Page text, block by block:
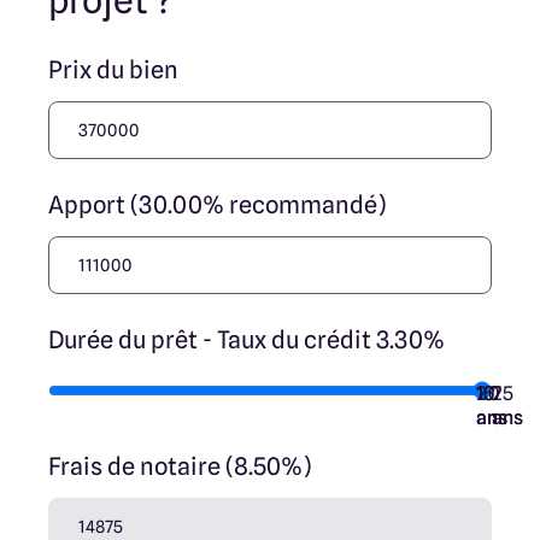
Prix du bien
Apport (30.00% recommandé)
Durée du prêt - Taux du crédit 3.30%
7
ans
10
ans
15
ans
20
ans
25
ans
Frais de notaire (8.50%)